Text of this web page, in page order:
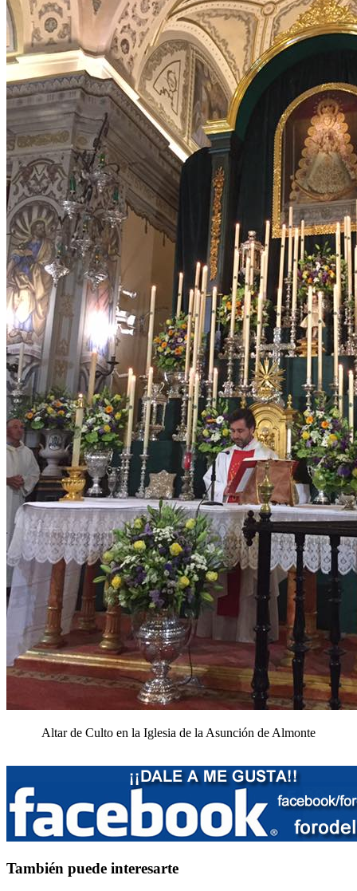
Altar de Culto en la Iglesia de la Asunción de Almonte
También puede interesarte